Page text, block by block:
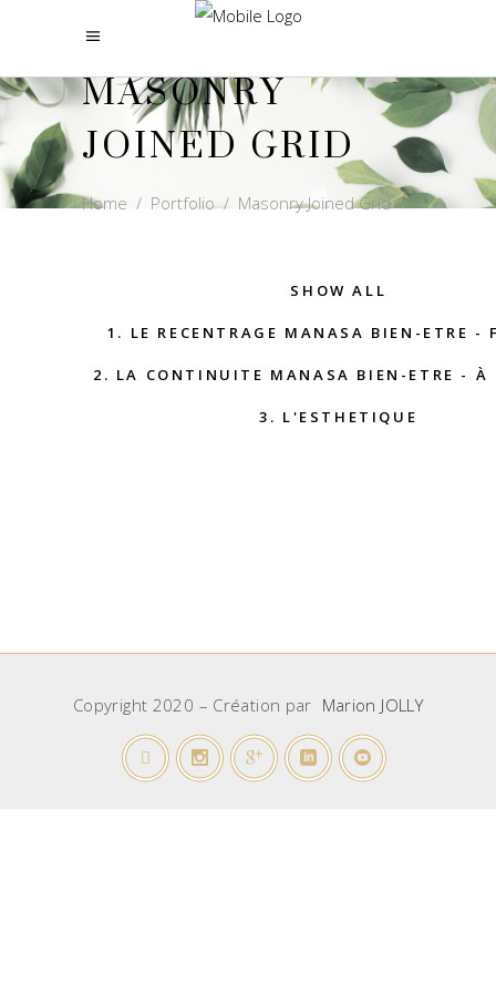
MASONRY
JOINED GRID
Home / Portfolio/ Masonry Joined Grid
SHOW ALL
1. LE RECENTRAGE MANASA BIEN-ETRE -
2. LA CONTINUITE MANASA BIEN-ETRE - À
3. L'ESTHETIQUE
Copyright 2020 – Création par Marion JOLLY